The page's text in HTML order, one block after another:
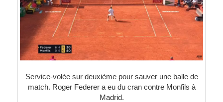
Service-volée sur deuxième pour sauver une balle de
match. Roger Federer a eu du cran contre Monfils à
Madrid.